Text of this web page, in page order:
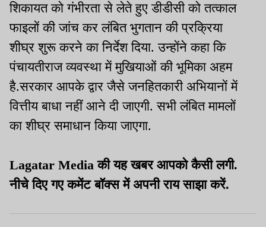
शिकायत को गंभीरता से लेते हुए डीडीसी को तत्काल
फाइलों की जांच कर लंबित भुगतान की प्रक्रिया
शीघ्र शुरू करने का निर्देश दिया. उन्होंने कहा कि
पंचायतीराज व्यवस्था में मुखियाओं की भूमिका अहम
है.सरकार आपके द्वार जैसे जनहितकारी अभियानों में
वित्तीय बाधा नहीं आने दी जाएगी. सभी लंबित मामलों
का शीघ्र समाधान किया जाएगा.
Lagatar Media की यह खबर आपको कैसी लगी.
नीचे दिए गए कमेंट बॉक्स में अपनी राय साझा करें.